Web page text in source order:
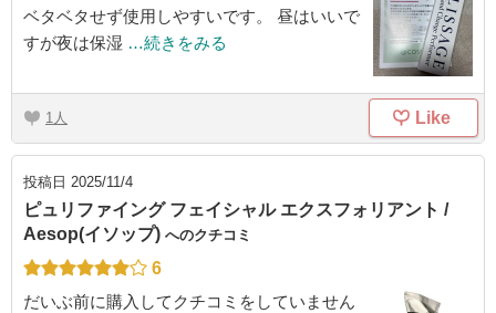
ベタベタせず使用しやすいです。 昼はいいで
すが夜は保湿 …続きをみる
1 Like
投稿日 2025/11/4
ピュリファイング フェイシャル エクスフォリアント /
Aesop(イソップ) へのクチコミ
6
だいぶ前に購入してクチコミをしていません